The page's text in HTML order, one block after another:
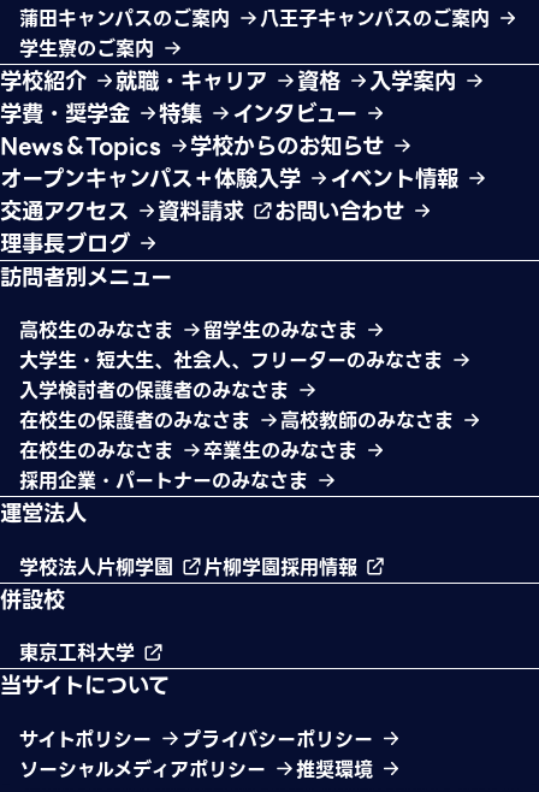
蒲田キャンパスのご案内
八王子キャンパスのご案内
学生寮のご案内
学校紹介 就職・キャリア 資格
入学案内
学費・奨学金
特集
インタビュー
News＆Topics
学校からのお知らせ
オープンキャンパス＋体験入学
イベント情報
交通アクセス
資料請求
お問い合わせ
理事長ブログ
訪問者別メニュー
高校生のみなさま
留学生のみなさま
大学生・短大生、社会人、フリーターのみなさま
入学検討者の保護者のみなさま
在校生の保護者のみなさま
高校教師のみなさま
在校生のみなさま
卒業生のみなさま
採用企業・パートナーのみなさま
運営法人
学校法人片柳学園 片柳学園採用情報
併設校
東京工科大学
当サイトについて
サイトポリシー
プライバシーポリシー
ソーシャルメディアポリシー
推奨環境